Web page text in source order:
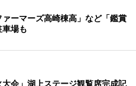
ーマーズ高崎棟高」など「鑑賞
車場も
会」湖上ステージ観覧席完成記